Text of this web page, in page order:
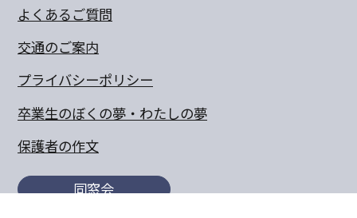
よくあるご質問
交通のご案内
プライバシーポリシー
卒業生のぼくの夢・わたしの夢
保護者の作文
同窓会